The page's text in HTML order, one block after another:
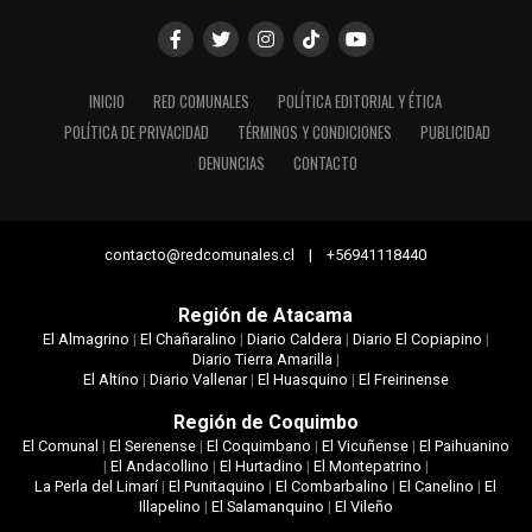
INICIO RED COMUNALES
POLÍTICA EDITORIAL Y ÉTICA
POLÍTICA DE PRIVACIDAD
TÉRMINOS Y CONDICIONES
PUBLICIDAD
DENUNCIAS
CONTACTO
contacto@redcomunales.cl | +56941118440
Región de Atacama
El Almagrino | El Chañaralino | Diario Caldera | Diario El Copiapino |
Diario Tierra Amarilla |
El Altino | Diario Vallenar| El Huasquino | El Freirinense
Región de Coquimbo
El Comunal | El Serenense| El Coquimbano | El Vicuñense| El Paihuanino
| El Andacollino | El Hurtadino | El Montepatrino |
La Perla del Limarí|El Punitaquino |El Combarbalino |El Canelino |El
Illapelino | El Salamanquino | El Vileño